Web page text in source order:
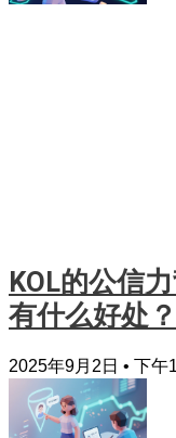
KOL的公信
有什么好处？
2025年9月2日 下午